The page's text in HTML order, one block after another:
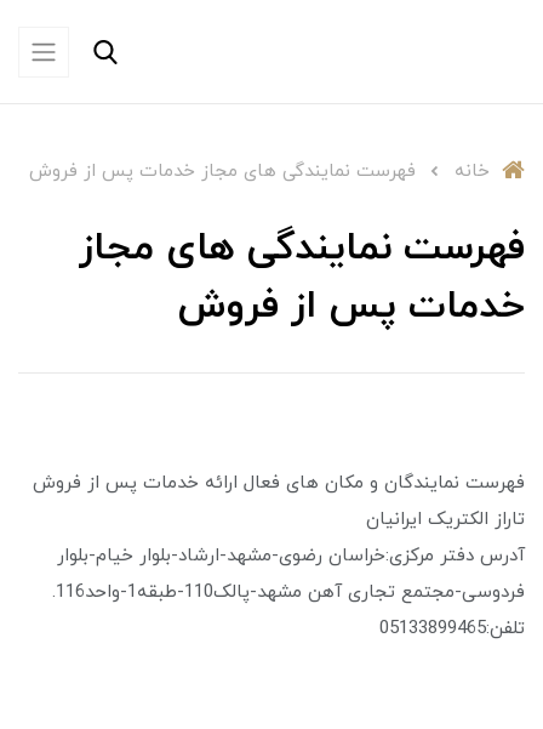
خانه فهرست نمایندگی های مجاز خدمات پس از فروش
فهرست نمایندگی های مجاز
خدمات پس از فروش
فهرست نمایندگان و مکان های فعال ارائه خدمات پس از فروش
تاراز الکتریک ایرانیان
آدرس دفتر مرکزی:خراسان رضوی-مشهد-ارشاد-بلوار خیام-بلوار
فردوسی-مجتمع تجاری آهن مشهد-پالک110-طبقه1-واحد116.
تلفن:05133899465